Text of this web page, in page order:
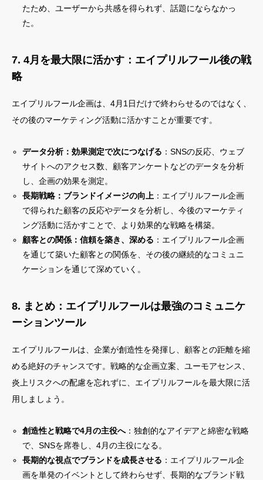
たため、ユーザーから共感を得られず、話題にならなかっ
た。
7. 4月を最大限に活かす：エイプリルフール後の戦
略
エイプリルフール企画は、4月1日だけで終わらせるのではなく、
その後のマーケティング活動に活かすことが重要です。
データ分析：効果測定で次につなげる ：SNSの反応、ウェブ
サイトへのアクセス数、顧客アンケートなどのデータを分析
し、企画の効果を測定。
長期戦略：ブランドイメージの向上 ：エイプリルフール企画
で得られた顧客の反応やデータを分析し、今後のマーケティ
ング活動に活かすことで、より効果的な戦略を構築。
顧客との関係：信頼を築き、深める ：エイプリルフール企画
を通じて築いた顧客との関係を、その後の継続的なコミュニ
ケーションを通じて深めていく。
8. まとめ：エイプリルフールは最強のコミュニケ
ーションツール
エイプリルフールは、企業が創造性を発揮し、顧客との距離を縮
める絶好のチャンスです。戦略的な企画立案、ユーモアセンス、
炎上リスクへの配慮を忘れずに、エイプリルフールを最大限に活
用しましょう。
創造性と戦略で4月の主役へ：独創的なアイデアと綿密な戦略
で、SNSを席巻し、4月の主役になる。
長期的な視点でブランドを成長させる ：エイプリルフール企
画を単発のイベントとして終わらせず、長期的なブランド戦